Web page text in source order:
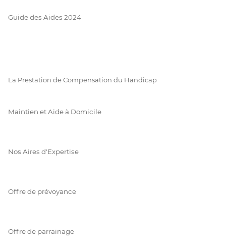
Guide des Aides 2024
La Prestation de Compensation du Handicap
Maintien et Aide à Domicile
Nos Aires d'Expertise
Offre de prévoyance
Offre de parrainage